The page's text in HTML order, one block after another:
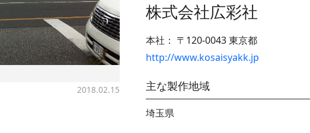
2018.02.15
株式会社広彩社
本社： 〒120-0043東京都
http://www.kosaisyakk.jp
主な製作地域
埼玉県